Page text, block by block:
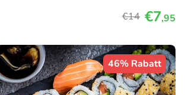
€14 €7,95
46% Rabatt